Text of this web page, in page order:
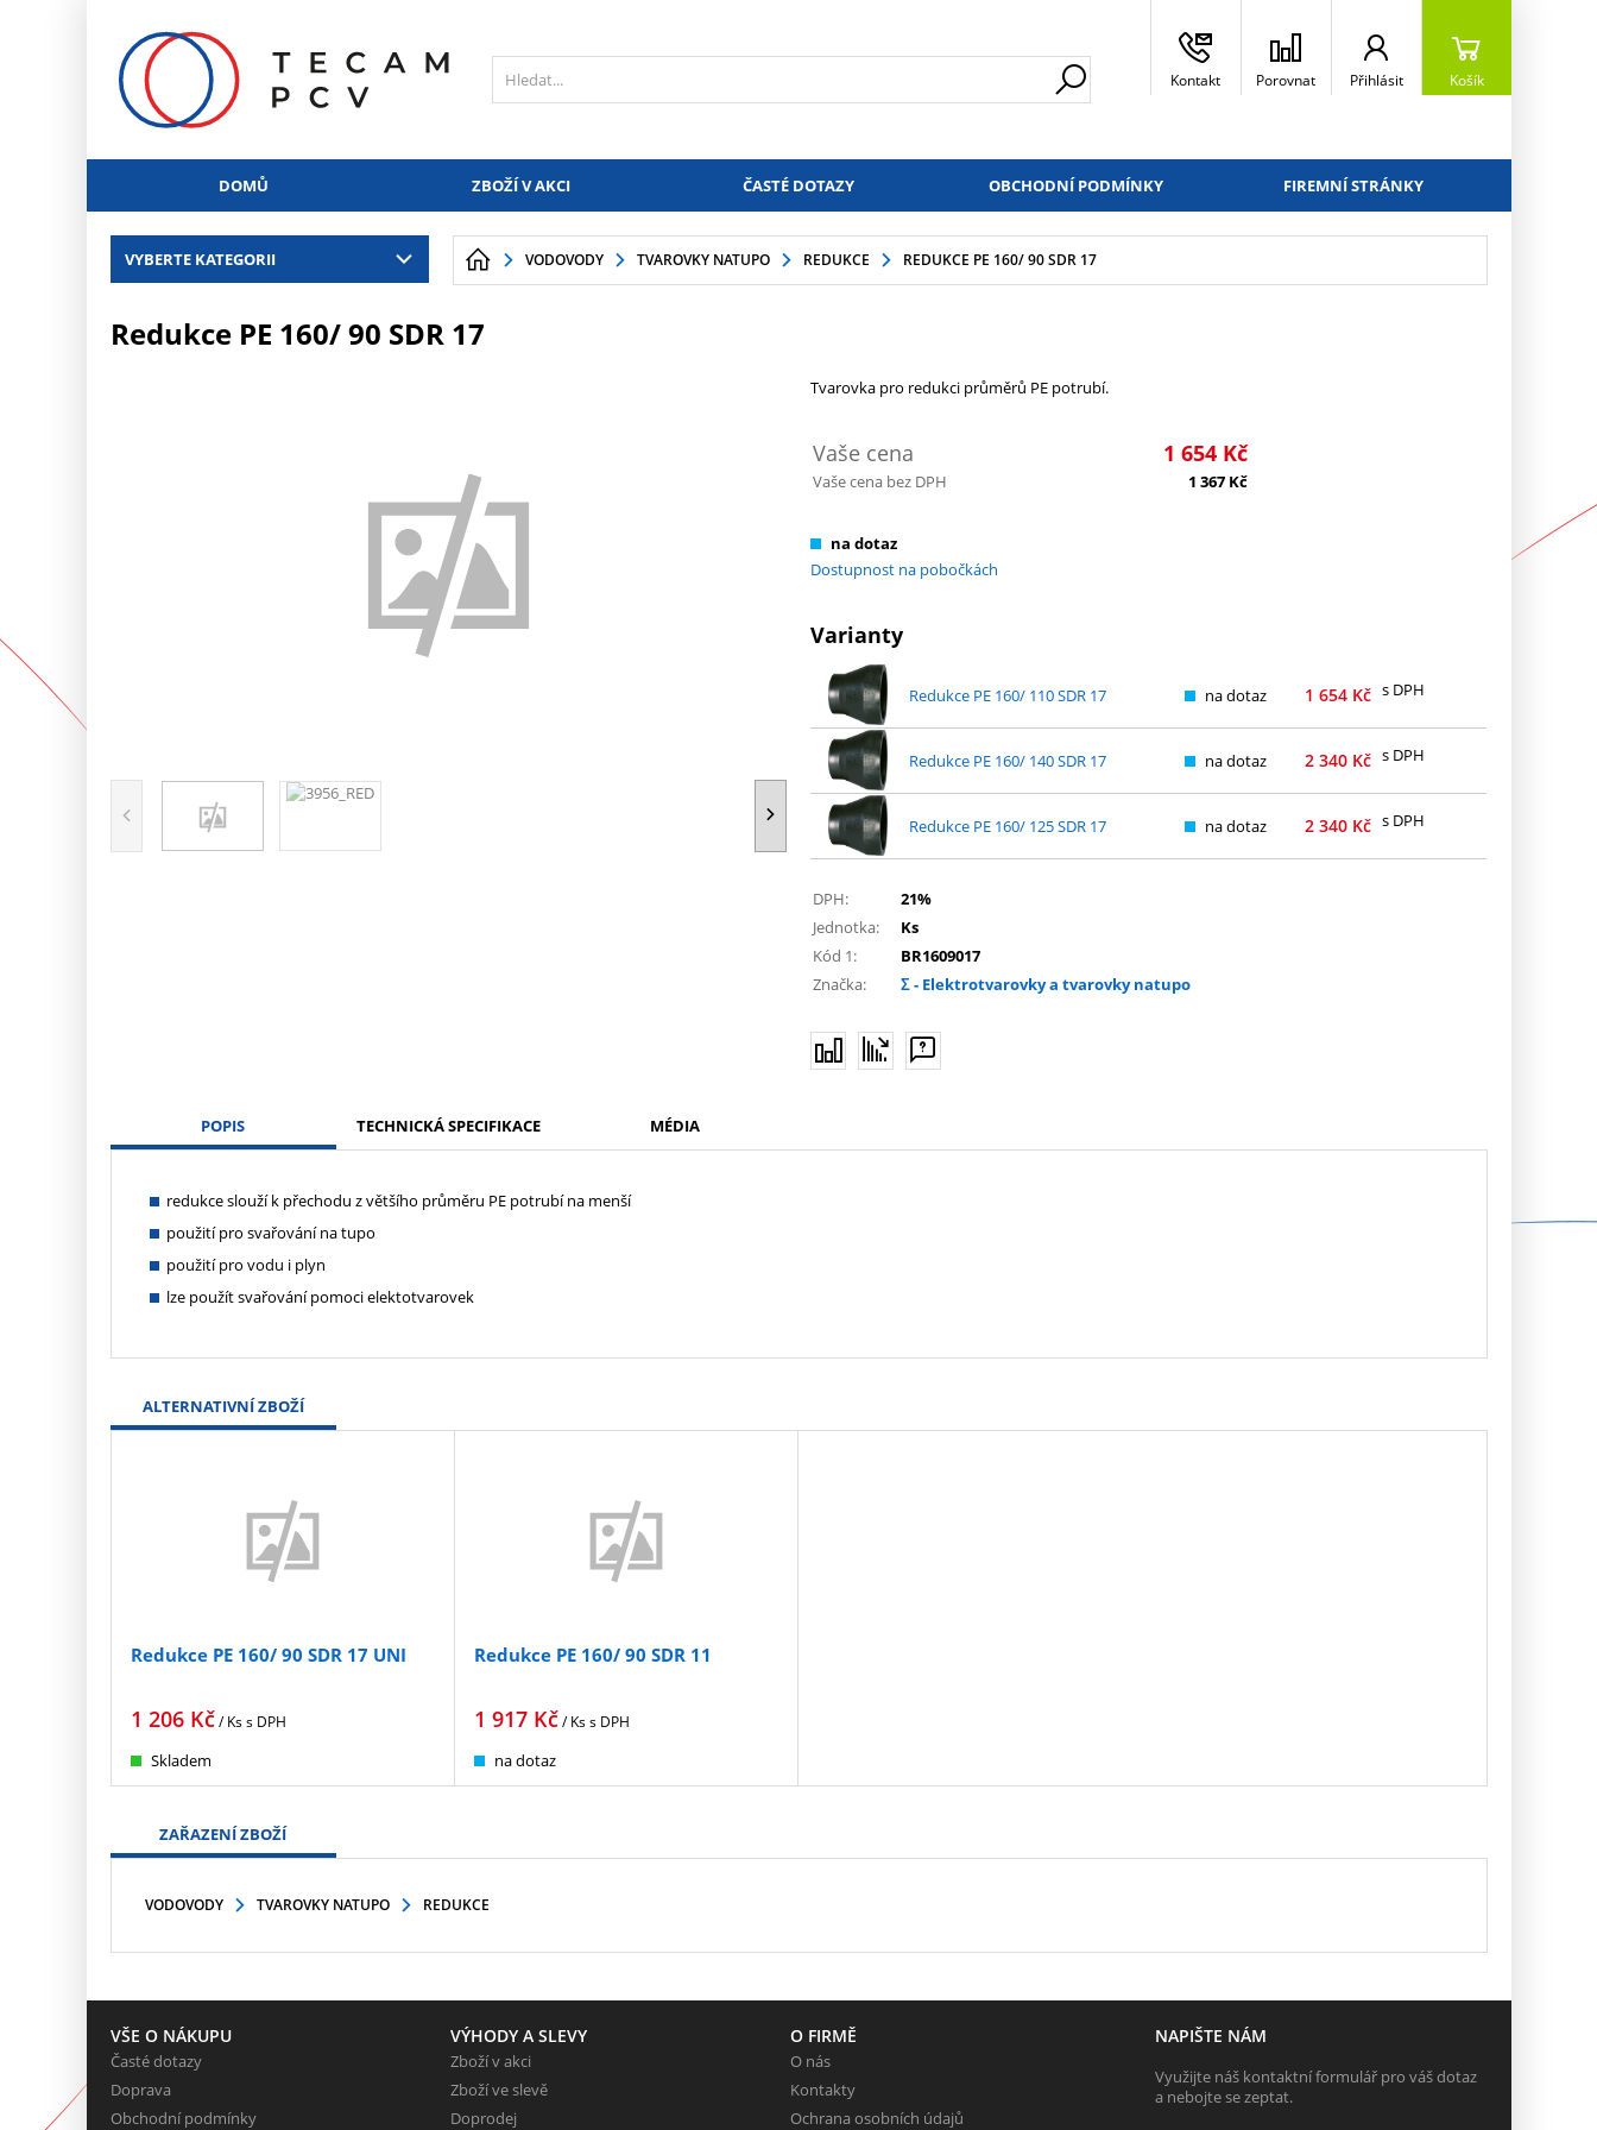
Kontakt Porovnat Přihlásit Košík
DOMŮ ZBOŽÍ V AKCI ČASTÉ DOTAZY OBCHODNÍ PODMÍNKY FIREMNÍ STRÁNKY
VYBERTE KATEGORII VODOVODY TVAROVKY NATUPO REDUKCE REDUKCE PE 160/ 90 SDR 17
Redukce PE 160/ 90 SDR 17
Tvarovka pro redukci průměrů PE potrubí.
Vaše cena 1 654 Kč
Vaše cena bez DPH 1 367 Kč
na dotaz
Dostupnost na pobočkách
Varianty
Redukce PE 160/ 110 SDR 17 na dotaz 1 654 Kč s DPH
Redukce PE 160/ 140 SDR 17 na dotaz 2 340 Kč s DPH
Redukce PE 160/ 125 SDR 17 na dotaz 2 340 Kč s DPH
DPH:
21%
Jednotka:
Ks
Kód 1:
BR1609017
Značka:
Σ - Elektrotvarovky a tvarovky natupo
POPIS TECHNICKÁ SPECIFIKACE MÉDIA
redukce slouží k přechodu z většího průměru PE potrubí na menší
použití pro svařování na tupo
použití pro vodu i plyn
lze použít svařování pomoci elektotvarovek
ALTERNATIVNÍ ZBOŽÍ
Redukce PE 160/ 90 SDR 17 UNI
1 206Kč/ Kss DPH
Skladem
Redukce PE 160/ 90 SDR 11
1 917Kč/ Kss DPH
na dotaz
ZAŘAZENÍ ZBOŽÍ
VODOVODY TVAROVKY NATUPO REDUKCE
VŠE O NÁKUPU
Časté dotazy
Doprava
Obchodní podmínky
VÝHODY A SLEVY
Zboží v akci
Zboží ve slevě
Doprodej
O FIRMĚ
O nás
Kontakty
Ochrana osobních údajů
NAPIŠTE NÁM
Využijte náš kontaktní formulář pro váš dotaz
a nebojte se zeptat.